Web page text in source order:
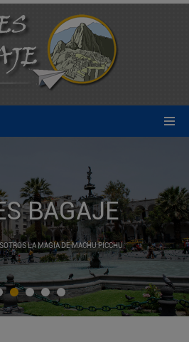
BAGAJE
LA MAGIA DE MACHU PICCHU